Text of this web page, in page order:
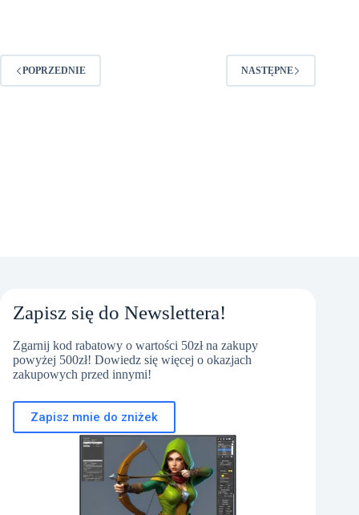
POPRZEDNIE NASTĘPNE
Zapisz się do Newslettera!
Zgarnij kod rabatowy o wartości 50zł na zakupy
powyżej 500zł! Dowiedz się więcej o okazjach
zakupowych przed innymi!
Zapisz mnie do zniżek